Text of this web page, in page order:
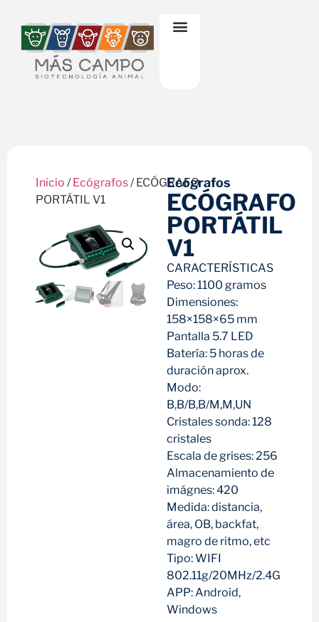
Inicio /Ecógrafos/ ECÓGRAFO
PORTÁTIL V1
Ecógrafos
ECÓGRAFO
PORTÁTIL
V1
CARACTERÍSTICAS
Peso: 1100 gramos
Dimensiones:
158×158×65 mm
Pantalla 5.7 LED
Batería: 5 horas de
duración aprox.
Modo:
B,B/B,B/M,M,UN
Cristales sonda: 128
cristales
Escala de grises: 256
Almacenamiento de
imágnes: 420
Medida: distancia,
área, OB, backfat,
magro de ritmo, etc
Tipo: WIFI
802.11g/20MHz/2.4G
APP: Android,
Windows